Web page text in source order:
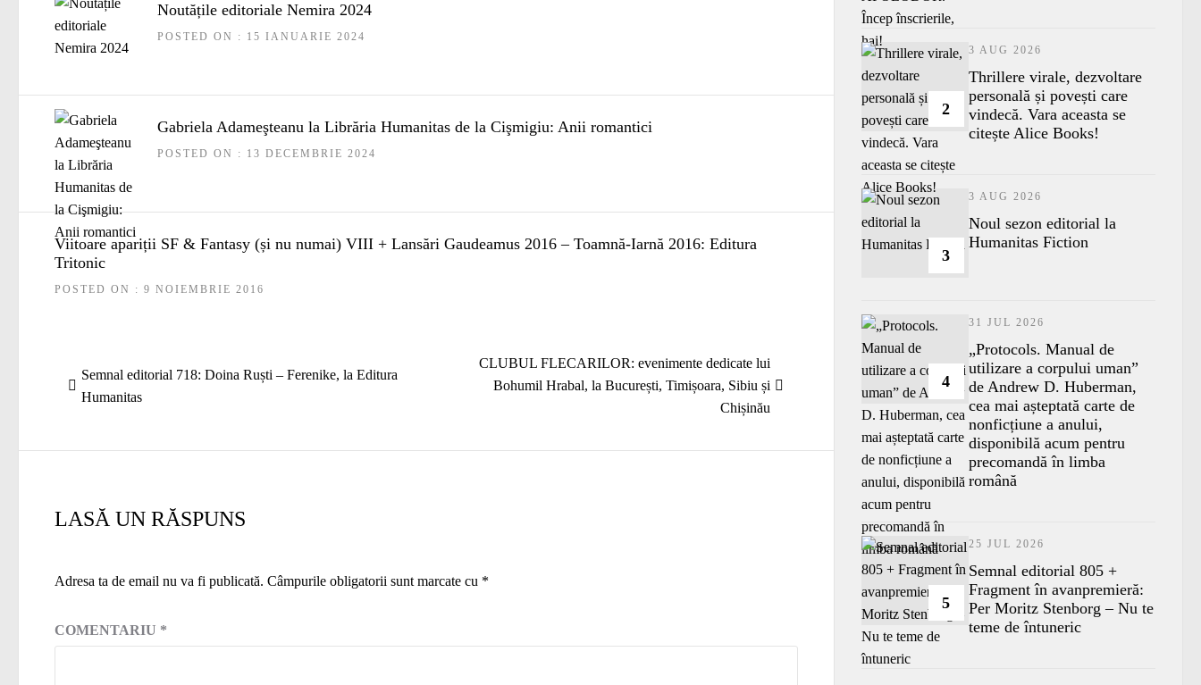
Noutățile editoriale Nemira 2024
POSTED ON : 15 IANUARIE 2024
Gabriela Adameşteanu la Librăria Humanitas de la Cişmigiu: Anii romantici
POSTED ON : 13 DECEMBRIE 2024
Viitoare apariții SF & Fantasy (și nu numai) VIII + Lansări Gaudeamus 2016 – Toamnă-Iarnă 2016: Editura
Tritonic
POSTED ON : 9 NOIEMBRIE 2016
în
Articolul
anterior:
Semnal editorial 718: Doina Ruști – Ferenike, la Editura
Humanitas
Articolul
următor:
CLUBUL FLECARILOR: evenimente dedicate lui
Bohumil Hrabal, la București, Timișoara, Sibiu și
Chișinău
LASĂ UN RĂSPUNS
Adresa ta de email nu va fi publicată. Câmpurile obligatorii sunt marcate cu *
COMENTARIU *
2
3 AUG 2026
Thrillere virale, dezvoltare
personală și povești care
vindecă. Vara aceasta se
citește Alice Books!
3
3 AUG 2026
​Noul sezon editorial la
Humanitas Fiction
4
31 JUL 2026
„Protocols. Manual de
utilizare a corpului uman”
de Andrew D. Huberman,
cea mai așteptată carte de
nonficțiune a anului,
disponibilă acum pentru
precomandă în limba
română
5
25 JUL 2026
Semnal editorial 805 +
Fragment în avanpremieră:
Per Moritz Stenborg – Nu te
teme de întuneric